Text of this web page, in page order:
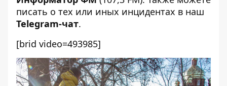
писать о тех или иных инцидентах в наш
Telegram-чат.
[brid video=493985]